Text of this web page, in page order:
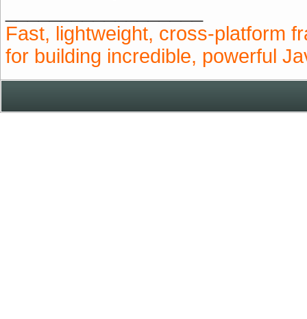
Fast, lightweight, cross-platform
for building incredible, powerful